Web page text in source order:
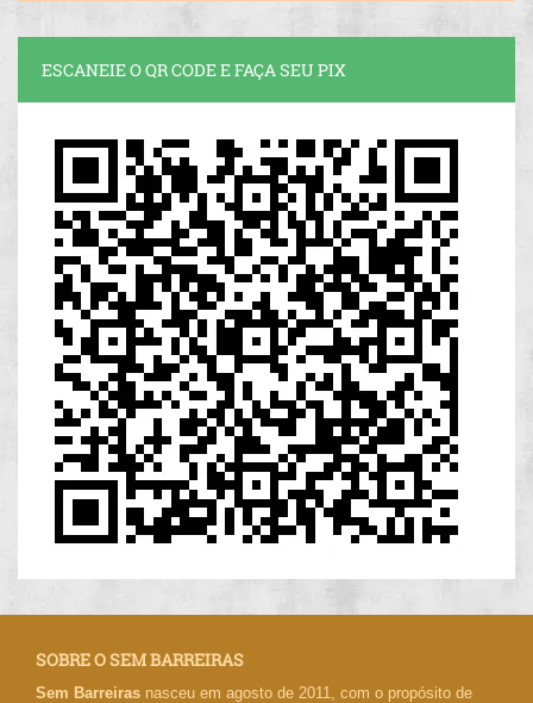
ESCANEIE O QR CODE E FAÇA SEU PIX
SOBRE O SEM BARREIRAS
Sem Barreiras nasceu em agosto de 2011, com o propósito de